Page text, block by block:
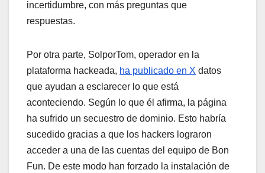
incertidumbre, con más preguntas que
respuestas.
Por otra parte, SolporTom, operador en la
plataforma hackeada, ha publicado en X datos
que ayudan a esclarecer lo que está
aconteciendo. Según lo que él afirma, la página
ha sufrido un secuestro de dominio. Esto habría
sucedido gracias a que los hackers lograron
acceder a una de las cuentas del equipo de Bon
Fun. De este modo han forzado la instalación de